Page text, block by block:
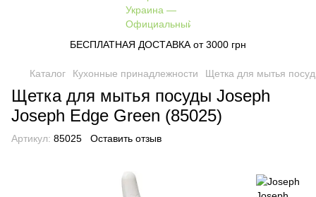
БЕСПЛАТНАЯ ДОСТАВКА от 3000 грн
Каталог Кухонные принадлежности Щетка для мытья
Щетка для мытья посуды Joseph
Joseph Edge Green (85025)
Артикул: 85025 Оставить отзыв